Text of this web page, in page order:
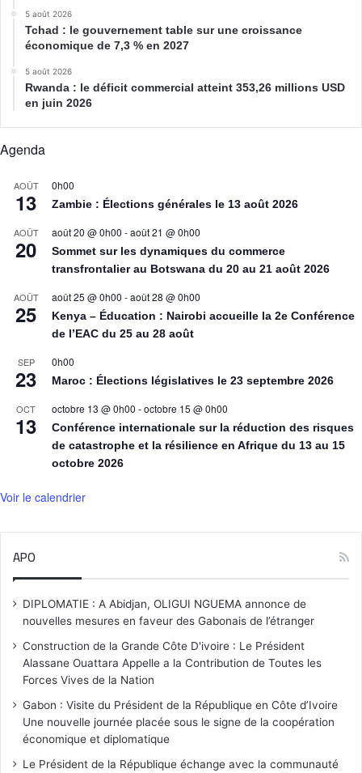
5 août 2026
Tchad : le gouvernement table sur une croissance
économique de 7,3 % en 2027
5 août 2026
Rwanda : le déficit commercial atteint 353,26 millions USD
en juin 2026
Agenda
AOÛT
13
0h00
Zambie : Élections générales le 13 août 2026
AOÛT
20
août 20 @ 0h00 -août 21 @ 0h00
Sommet sur les dynamiques du commerce
transfrontalier au Botswana du 20 au 21 août 2026
AOÛT
25
août 25 @ 0h00 -août 28 @ 0h00
Kenya – Éducation : Nairobi accueille la 2e Conférence
de l’EAC du 25 au 28 août
SEP
23
0h00
Maroc : Élections législatives le 23 septembre 2026
OCT
13
octobre 13 @ 0h00 -octobre 15 @ 0h00
Conférence internationale sur la réduction des risques
de catastrophe et la résilience en Afrique du 13 au 15
octobre 2026
Voir le calendrier
APO
DIPLOMATIE : A Abidjan, OLIGUI NGUEMA annonce de
nouvelles mesures en faveur des Gabonais de l’étranger
Construction de la Grande Côte D'ivoire : Le Président
Alassane Ouattara Appelle a la Contribution de Toutes les
Forces Vives de la Nation
Gabon : Visite du Président de la République en Côte d’Ivoire
Une nouvelle journée placée sous le signe de la coopération
économique et diplomatique
Le Président de la République échange avec la communauté